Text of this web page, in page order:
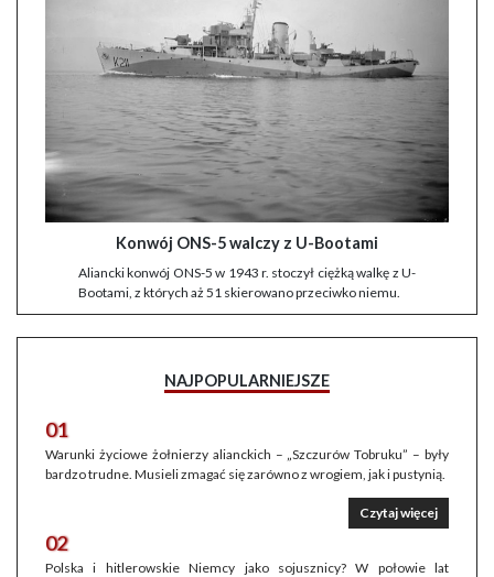
Konwój ONS-5 walczy z U-Bootami
Aliancki konwój ONS-5 w 1943 r. stoczył ciężką walkę z U-
Bootami, z których aż 51 skierowano przeciwko niemu.
NAJPOPULARNIEJSZE
01
Warunki życiowe żołnierzy alianckich – „Szczurów Tobruku” – były
bardzo trudne. Musieli zmagać się zarówno z wrogiem, jak i pustynią.
Czytaj więcej
02
Polska i hitlerowskie Niemcy jako sojusznicy? W połowie lat